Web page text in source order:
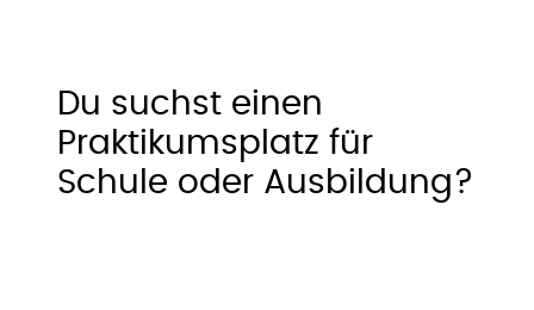
Du suchst einen
Praktikumsplatz für
Schule oder Ausbildung?